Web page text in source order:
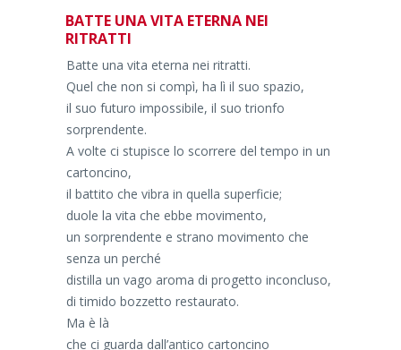
BATTE UNA VITA ETERNA NEI
RITRATTI
Batte una vita eterna nei ritratti.
Quel che non si compì, ha lì il suo spazio,
il suo futuro impossibile, il suo trionfo
sorprendente.
A volte ci stupisce lo scorrere del tempo in un
cartoncino,
il battito che vibra in quella superficie;
duole la vita che ebbe movimento,
un sorprendente e strano movimento che
senza un perché
distilla un vago aroma di progetto inconcluso,
di timido bozzetto restaurato.
Ma è là
che ci guarda dall’antico cartoncino